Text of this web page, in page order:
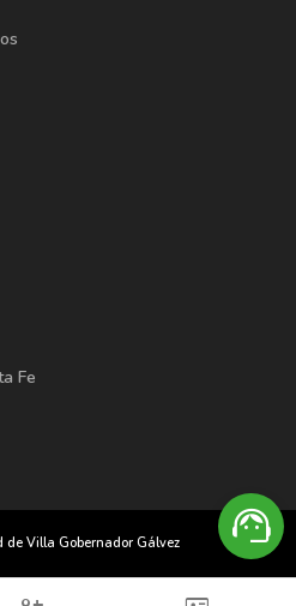
support_agent
Fe
Villa Gobernador Gálvez